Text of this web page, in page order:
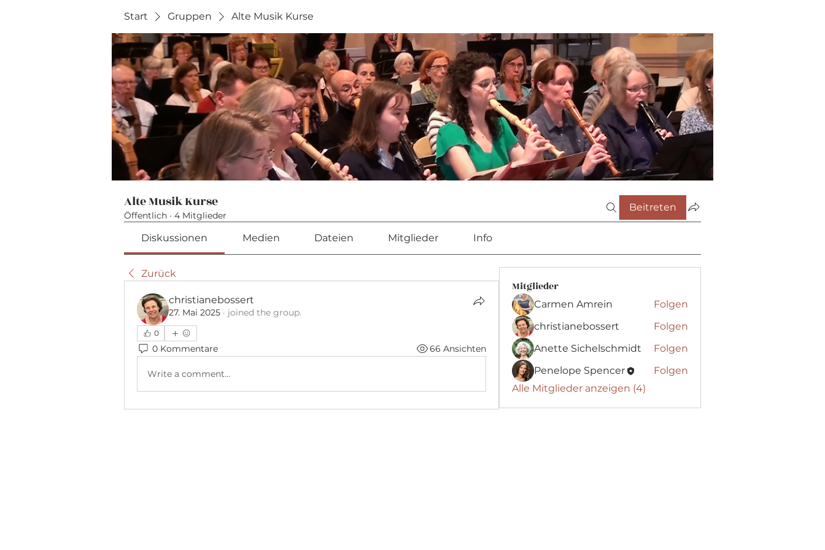
Start Gruppen Alte Musik Kurse
Alte Musik Kurse
Öffentlich · 4 Mitglieder
Beitreten
Diskussionen Medien Dateien Mitglieder Info
Zurück
christianebossert
27. Mai 2025 · joined the group.
0
0 Kommentare 66 Ansichten
Write a comment...
Mitglieder
Carmen Amrein
Folgen
christianebossert
Folgen
Anette Sichelschmidt
Folgen
Penelope Spencer
Folgen
Alle Mitglieder anzeigen (4)